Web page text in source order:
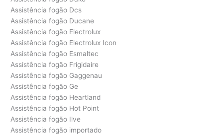
Assistência fogão Dcs
Assistência fogão Ducane
Assistência fogão Electrolux
Assistência fogão Electrolux Icon
Assistência fogão Esmaltec
Assistência fogão Frigidaire
Assistência fogão Gaggenau
Assistência fogão Ge
Assistência fogão Heartland
Assistência fogão Hot Point
Assistência fogão Ilve
Assistência fogão importado